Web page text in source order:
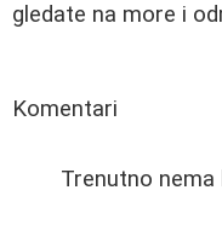
gledate na more i
Komentari
Trenutno